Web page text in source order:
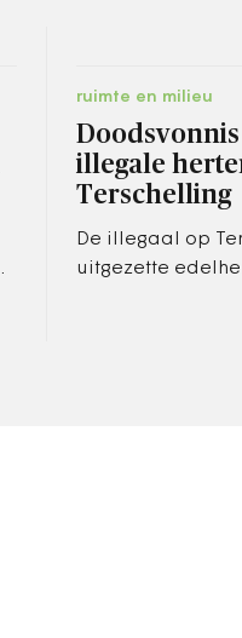
ruimte en milieu
illegale
Terschelling
De illegaal op
uitgezette